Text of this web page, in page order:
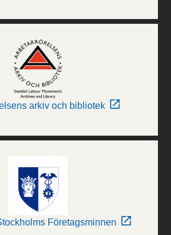
arkiv och bibliotek
Företagsminnen